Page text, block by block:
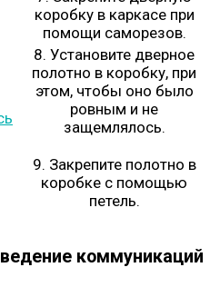
коробку в каркасе при
помощи саморезов.
8. Установите дверное
полотно в коробку, при
этом, чтобы оно было
ровным и не
защемлялось.
9. Закрепите полотно в
коробке с помощью
петель.
коммуникаций